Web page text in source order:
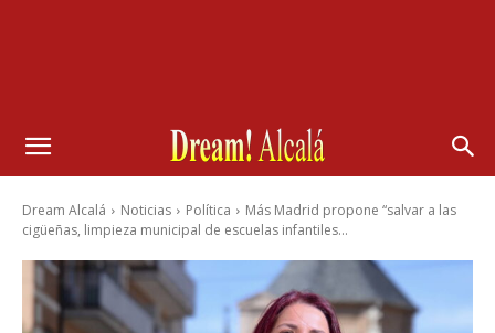
Dream Alcalá Noticias Política
Más Madrid propone “salvar a las
cigüeñas, limpieza municipal de escuelas infantiles...